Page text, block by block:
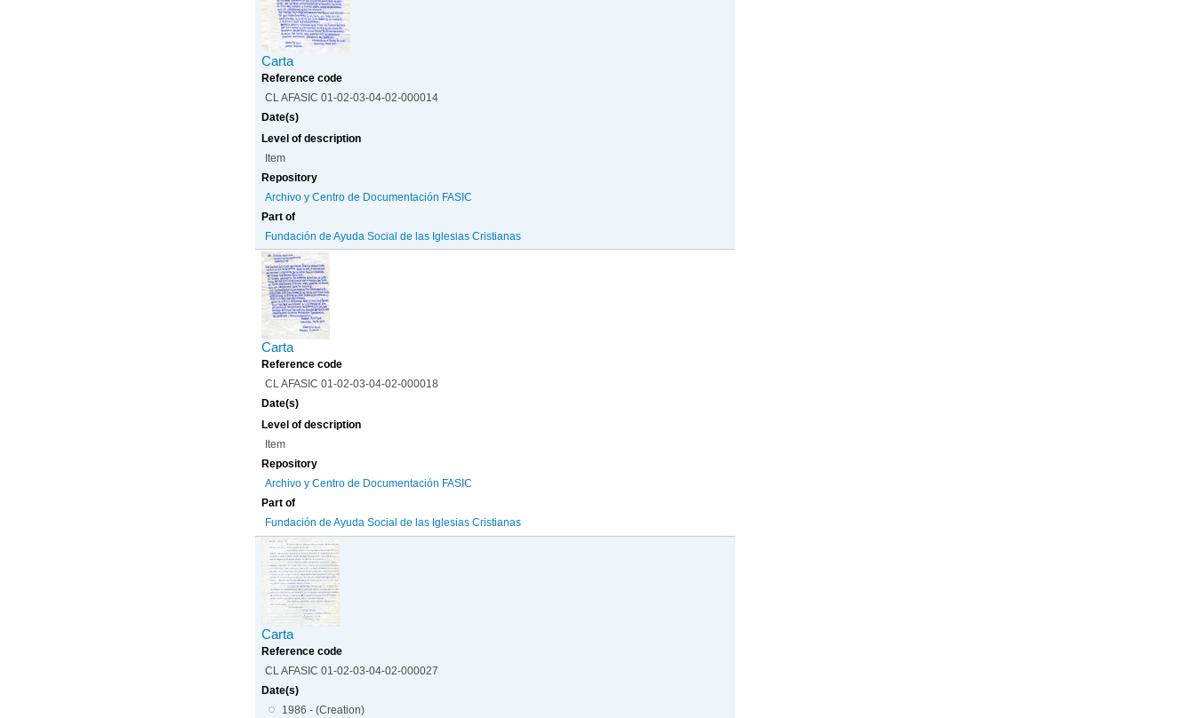
Carta
Reference code
CL AFASIC 01-02-03-04-02-000014
Date(s)
Level of description
Item
Repository
Archivo y Centro de Documentación FASIC
Part of
Fundación de Ayuda Social de las Iglesias Cristianas
Carta
Reference code
CL AFASIC 01-02-03-04-02-000018
Date(s)
Level of description
Item
Repository
Archivo y Centro de Documentación FASIC
Part of
Fundación de Ayuda Social de las Iglesias Cristianas
Carta
Reference code
CL AFASIC 01-02-03-04-02-000027
Date(s)
1986 - (Creation)